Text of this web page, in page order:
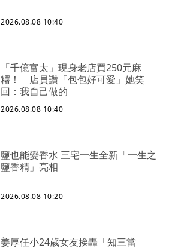
2026.08.08 10:40
「千億富太」現身老店買250元麻
糬！ 店員讚「包包好可愛」她笑
回：我自己做的
2026.08.08 10:40
鹽也能變香水 三宅一生全新「一生之
鹽香精」亮相
2026.08.08 10:20
姜厚任小24歲女友挨轟「知三當